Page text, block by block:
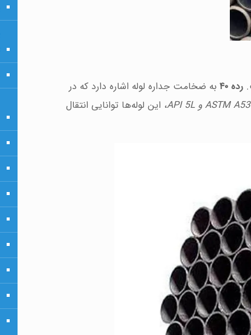
رده ۴۰
به ضخامت جداره لوله اشاره دارد که در
ASTM A53 و API 5L
، این لوله‌ها توانایی انتقال